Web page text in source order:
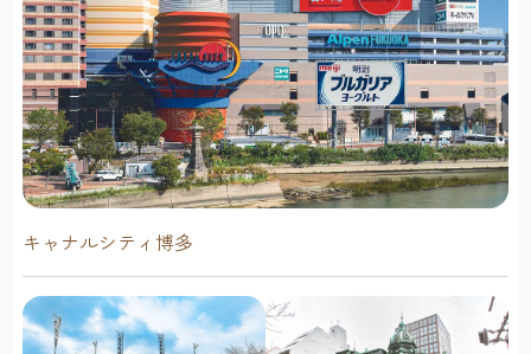
キャナルシティ博多